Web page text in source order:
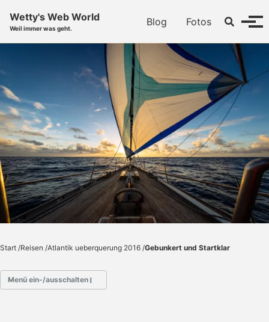
Wetty's Web World
Weil immer was geht.
Blog Fotos Toggle
Start /Reisen /Atlantik ueberquerung 2016 /Gebunkert und Startklar
Menü ein-/ausschalten